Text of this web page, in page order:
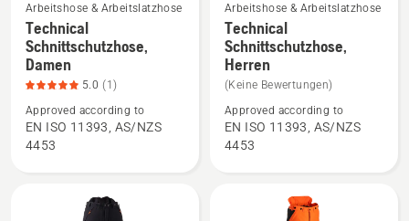
Mehr
Details
zu
Technical
Schnittschutzhose,
Damen
anzeigen,
Arbeitshose & Arbeitslatzhose
Technical
Schnittschutzhose,
Damen
5.0 (1)
Approved according to
EN ISO 11393, AS/NZS
4453
Mehr
Details
zu
Technical
Schnittschutzhose,
Herren
anzeigen
Arbeitshose & Arbeitslatzhose
Technical
Schnittschutzhose,
Herren
(Keine Bewertungen)
Approved according to
EN ISO 11393, AS/NZS
4453